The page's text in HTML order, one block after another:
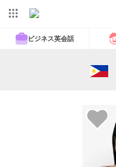
ビジネス英会話